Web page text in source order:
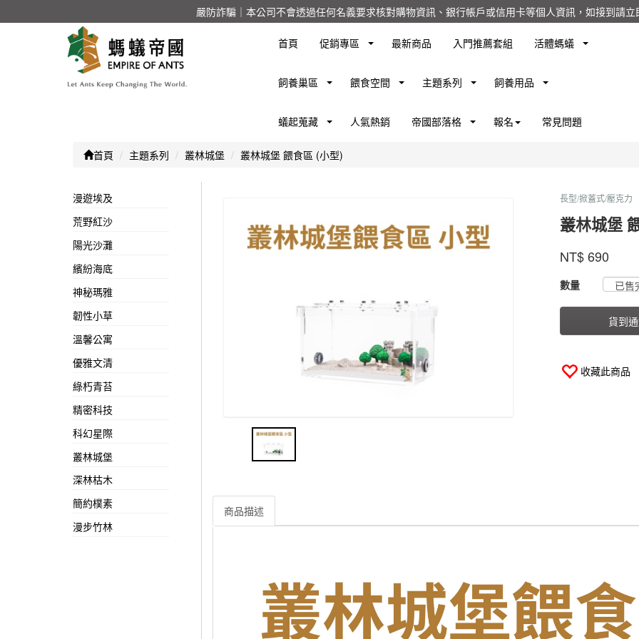
嚴防詐騙｜本公司不會透過任何名義要求核對購物資訊、銀行帳戶或信用卡等個人資訊，如接到請
首頁 促銷專區 最新商品 入門推薦套組 活體螞蟻
飼養巢區 餵食空間 主題系列 飼養用品
蟻起蒐藏 人氣熱銷 帝國部落格 報名 常見問題
首頁 主題系列 叢林城堡 叢林城堡 餵食區 (小型)
漫遊埃及
荒野紅沙
陽光沙灘
繽紛海底
神秘瑪雅
韌性小草
溫馨公寓
優雅文清
綠朽青苔
精密科技
科幻星際
叢林城堡
深林枯木
簡約樸素
漫步竹林
長型/掀蓋式/壓克力
叢林城堡
商品代號
品牌
螞
帝
NT$690
數量
貨到
收藏此商品
商品描述